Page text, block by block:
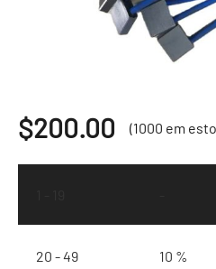
$200.00 (1000 em
20 - 49 10 %